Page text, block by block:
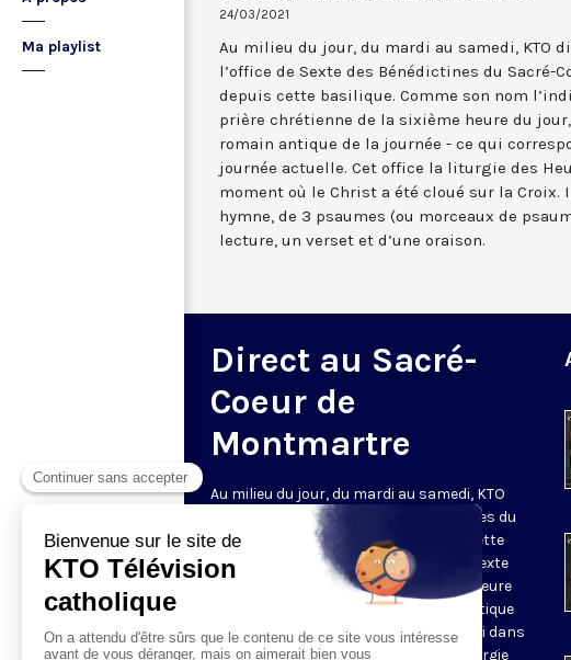
Ma playlist
24/03/2021
Au milieu du jour, du mardi au samedi, KTO
l’office de Sexte des Bénédictines du Sacré-
depuis cette basilique. Comme son nom
prière chrétienne de la sixième heure du
romain antique de la journée - ce qui
journée actuelle. Cet office la liturgie des
moment où le Christ a été cloué sur la Croix.
hymne, de 3 psaumes (ou morceaux de
lecture, un verset et d’une oraison.
Direct au Sacré-
Coeur de
Montmartre
Au milieu du jour, du mardi au samedi, KTO
diffuse l’office de Sexte des Bénédictines du
Sacré-Coeur de Montmartre, depuis cette
basilique
. Comme son nom l’indique, sexte
est la prière chrétienne de la sixième heure
du jour, selon le découpage romain antique
de la journée - ce qui correspond à midi dans
notre journée actuelle. Cet office la liturgie